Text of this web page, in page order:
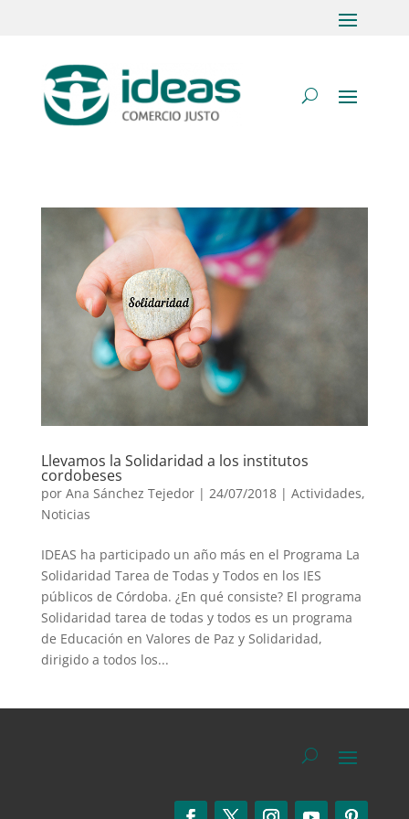
Llevamos la Solidaridad a los institutos
cordobeses
por Ana Sánchez Tejedor| 24/07/2018 | Actividades,
Noticias
IDEAS ha participado un año más en el Programa La
Solidaridad Tarea de Todas y Todos en los IES
públicos de Córdoba. ¿En qué consiste? El programa
Solidaridad tarea de todas y todos es un programa
de Educación en Valores de Paz y Solidaridad,
dirigido a todos los...